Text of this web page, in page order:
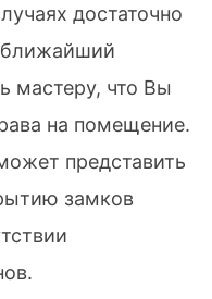
достаточно
ближайший
мастеру, что Вы
на помещение.
представить
замков